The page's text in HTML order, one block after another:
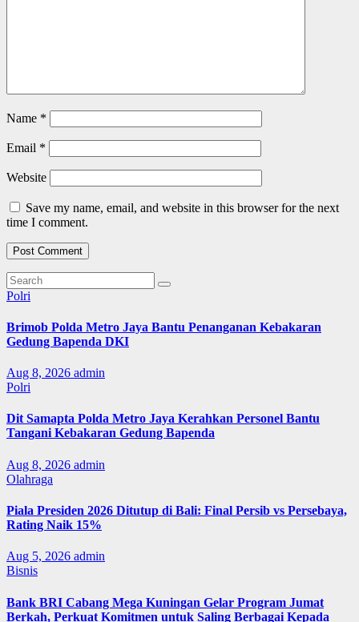
Name *
Email *
Website
Save my name, email, and website in this browser for the next
time I comment.
Polri
Brimob Polda Metro Jaya Bantu Penanganan Kebakaran
Gedung Bapenda DKI
Aug 8, 2026 admin
Polri
Dit Samapta Polda Metro Jaya Kerahkan Personel Bantu
Tangani Kebakaran Gedung Bapenda
Aug 8, 2026 admin
Olahraga
Piala Presiden 2026 Ditutup di Bali: Final Persib vs Persebaya,
Rating Naik 15%
Aug 5, 2026 admin
Bisnis
Bank BRI Cabang Mega Kuningan Gelar Program Jumat
Berkah, Perkuat Komitmen untuk Saling Berbagai Kepada